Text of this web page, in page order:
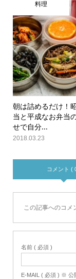
料理
朝は詰めるだけ！
当と平成なお弁当
せで自分...
2018.03.23
コメント (
この記事へのコメ
名前 ( 必須 )
E-MAIL ( 必須 ) ※ 公